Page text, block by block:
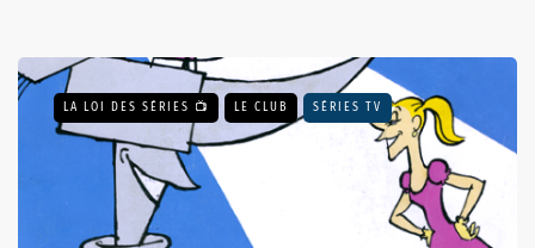
LA LOI DES SÉRIES 📺 LE CLUB SÉRIES TV